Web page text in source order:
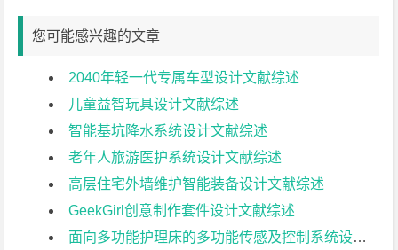
您可能感兴趣的文章
2040年轻一代专属车型设计文献综述
儿童益智玩具设计文献综述
智能基坑降水系统设计文献综述
老年人旅游医护系统设计文献综述
高层住宅外墙维护智能装备设计文献综述
GeekGirl创意制作套件设计文献综述
面向多功能护理床的多功能传感及控制系统设计文献综述